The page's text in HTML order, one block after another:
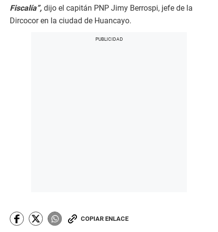
Fiscalía”, dijo el capitán PNP Jimy Berrospi, jefe de la
Dircocor en la ciudad de Huancayo.
COPIAR ENLACE